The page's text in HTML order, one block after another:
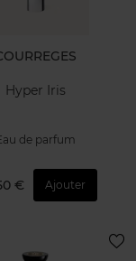
Hyper Iris
de parfum
€ Ajouter